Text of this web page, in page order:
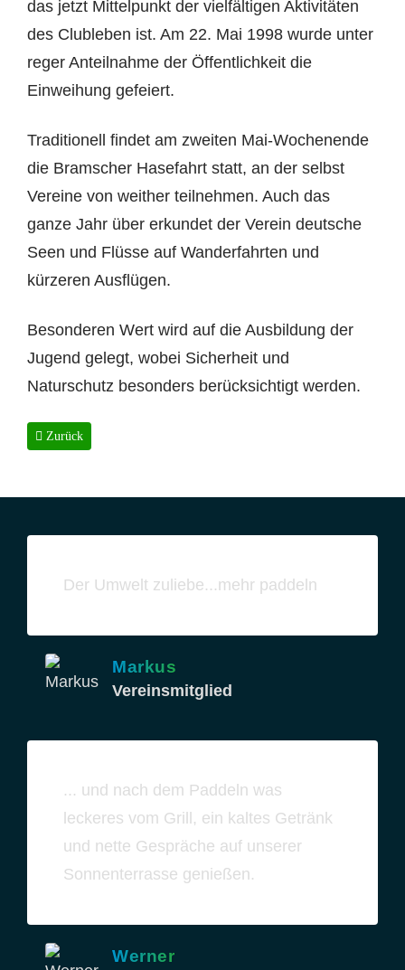
das jetzt Mittelpunkt der vielfältigen Aktivitäten
des Clubleben ist. Am 22. Mai 1998 wurde unter
reger Anteilnahme der Öffentlichkeit die
Einweihung gefeiert.
Traditionell findet am zweiten Mai-Wochenende
die Bramscher Hasefahrt statt, an der selbst
Vereine von weither teilnehmen. Auch das
ganze Jahr über erkundet der Verein deutsche
Seen und Flüsse auf Wanderfahrten und
kürzeren Ausflügen.
Besonderen Wert wird auf die Ausbildung der
Jugend gelegt, wobei Sicherheit und
Naturschutz besonders berücksichtigt werden.
Vorheriger Beitrag: Satzung vom 07. September 1990
Zurück
Der Umwelt zuliebe...mehr paddeln
Markus
Vereinsmitglied
... und nach dem Paddeln was
leckeres vom Grill, ein kaltes Getränk
und nette Gespräche auf unserer
Sonnenterrasse genießen.
Werner